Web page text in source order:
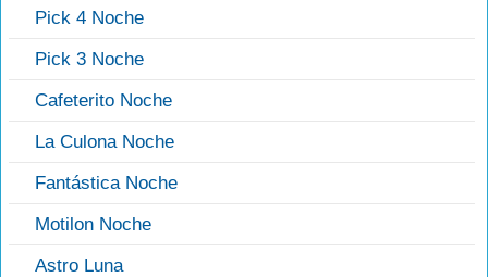
Pick 4 Noche
Pick 3 Noche
Cafeterito Noche
La Culona Noche
Fantástica Noche
Motilon Noche
Astro Luna